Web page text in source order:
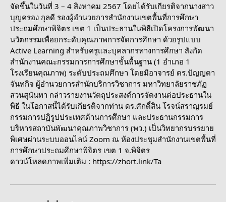
จัดขึ้นในวันที่ 3 – 4 สิงหาคม 2567 โดยได้รับเกียรติจากนางสาว
บุญครอง กุลดี รองผู้อำนวยการสำนักงานเขตพื้นที่การศึกษา
ประถมศึกษาพิจิตร เขต 1 เป็นประธานในพิธีเปิดโครงการพัฒนา
นวัตกรรมเพื่อยกระดับคุณภาพการจัดการศึกษา ด้วยรูปแบบ
Active Learning สำหรับครูและบุคลากรทางการศึกษา สังกัด
สำนักงานคณะกรรมการการศึกษาขั้นพื้นฐาน (1 อำเภอ 1
โรงเรียนคุณภาพ) ระดับประถมศึกษา โดยมีอาจารย์ ดร.ปัญญดา
จันทกิจ ผู้อำนวยการสำนักบริการวิชาการ มหาวิทยาลัยราชภัฏ
สวนสุนันทา กล่าวรายงานวัตถุประสงค์การจัดงานต่อประธานใน
พิธี ในโอกาสนี้ได้รับเกียรติจากท่าน ดร.ศักดิ์สิน โรจน์สราญรมย์
กรรมการปฏิรูปประเทศด้านการศึกษา และประธานกรรมการ
บริหารสถาบันพัฒนาคุณภาพวิชาการ (พว.) เป็นวิทยากรบรรยาย
พิเศษผ่านระบบออนไลน์ Zoom ณ ห้องประชุมสำนักงานเขตพื้นที่
การศึกษาประถมศึกษาพิจิตร เขต 1 จ.พิจิตร
ดาวน์โหลดภาพเพิ่มเติม : https://zhort.link/Ta